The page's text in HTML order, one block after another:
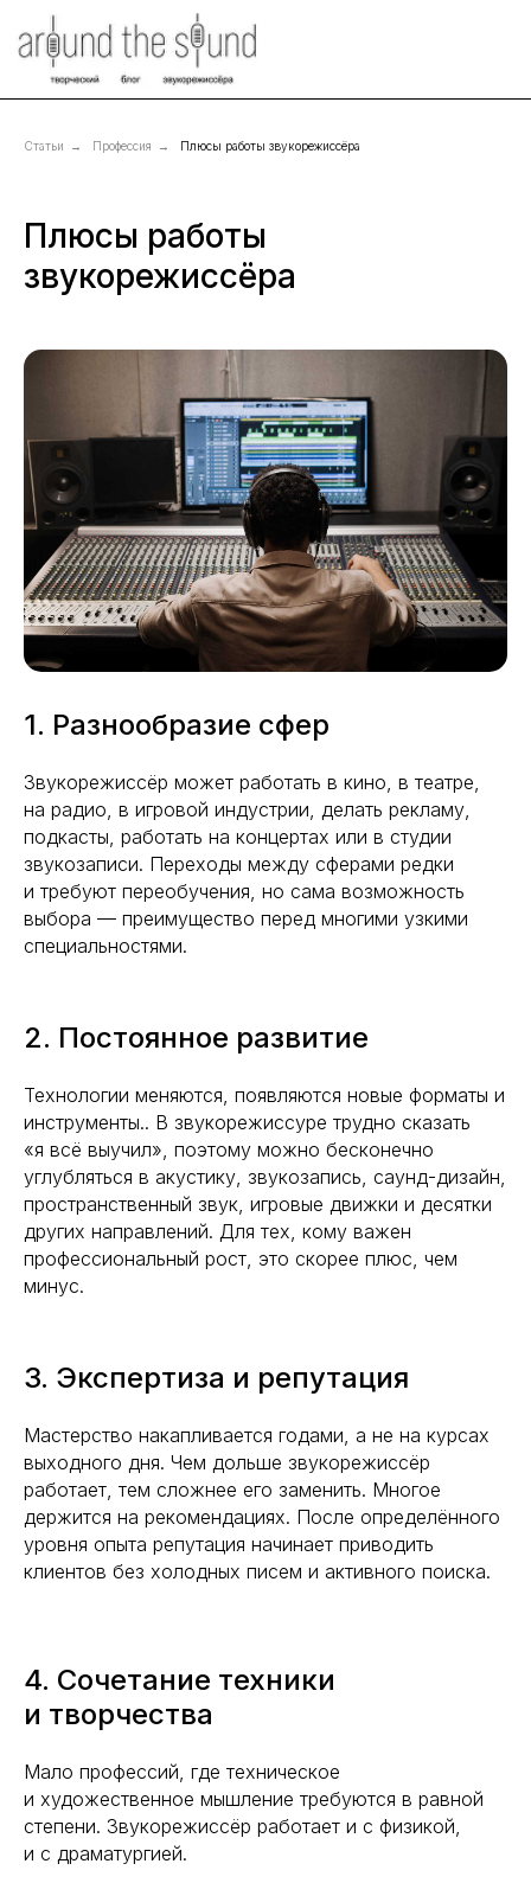
Статьи → Профессия → Плюсы работы звукорежиссёра
Плюсы работы
звукорежиссёра
1. Разнообразие сфер
Звукорежиссёр может работать в кино, в театре,
на радио, в игровой индустрии, делать рекламу,
подкасты, работать на концертах или в студии
звукозаписи. Переходы между сферами редки
и требуют переобучения, но сама возможность
выбора — преимущество перед многими узкими
специальностями.
2. Постоянное развитие
Технологии меняются, появляются новые форматы и
инструменты.. В звукорежиссуре трудно сказать
«я всё выучил», поэтому можно бесконечно
углубляться в акустику, звукозапись, саунд-дизайн,
пространственный звук, игровые движки и десятки
других направлений. Для тех, кому важен
профессиональный рост, это скорее плюс, чем
минус.
3. Экспертиза и репутация
Мастерство накапливается годами, а не на курсах
выходного дня. Чем дольше звукорежиссёр
работает, тем сложнее его заменить. Многое
держится на рекомендациях. После определённого
уровня опыта репутация начинает приводить
клиентов без холодных писем и активного поиска.
4. Сочетание техники
и творчества
Мало профессий, где техническое
и художественное мышление требуются в равной
степени. Звукорежиссёр работает и с физикой,
и с драматургией.